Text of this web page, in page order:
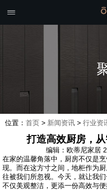

位置： 首页 > 新闻资讯 > 行业资
打造高效厨房，
编辑：欧蒂尼家居
在家的温馨角落中，厨房不仅是
现。而在这方寸之间，地柜作为
往被我们所忽视。今天，就让我
不仅美观整洁，更添一份高效与便